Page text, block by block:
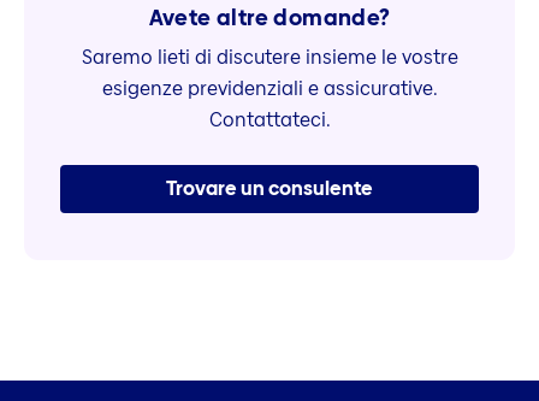
Avete altre domande?
Saremo lieti di discutere insieme le vostre
esigenze previdenziali e assicurative.
Contattateci.
Trovare un consulente